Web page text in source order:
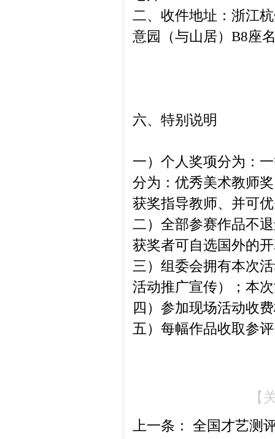
二、收件地址：浙江
意园（与山居）B8座
六、特别说明
一）个人奖项分为：
分为：优秀美术教师
获奖指导教师、并可
二）全部参赛作品不
获奖者可自选国外的
三）组委会拥有本次
活动推广宣传）；本
四）参加现场活动收
五）每幅作品收取参
【
上一条： 全国才艺测